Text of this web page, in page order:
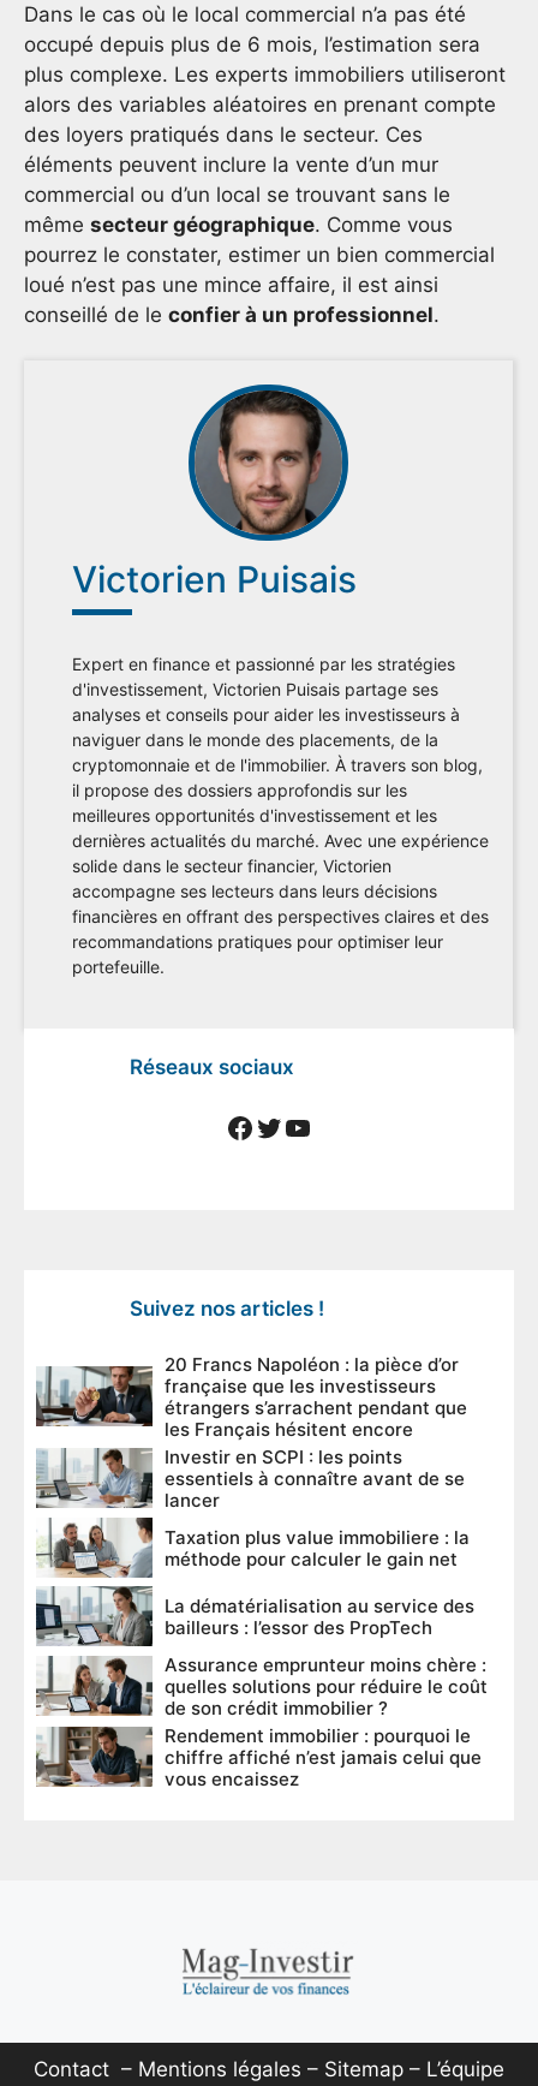
Dans le cas où le local commercial n’a pas été
occupé depuis plus de 6 mois, l’estimation sera
plus complexe. Les experts immobiliers utiliseront
alors des variables aléatoires en prenant compte
des loyers pratiqués dans le secteur. Ces
éléments peuvent inclure la vente d’un mur
commercial ou d’un local se trouvant sans le
même secteur géographique. Comme vous
pourrez le constater, estimer un bien commercial
loué n’est pas une mince affaire, il est ainsi
conseillé de le confier à un professionnel.
Victorien Puisais
Expert en finance et passionné par les stratégies
d'investissement, Victorien Puisais partage ses
analyses et conseils pour aider les investisseurs à
naviguer dans le monde des placements, de la
cryptomonnaie et de l'immobilier. À travers son blog,
il propose des dossiers approfondis sur les
meilleures opportunités d'investissement et les
dernières actualités du marché. Avec une expérience
solide dans le secteur financier, Victorien
accompagne ses lecteurs dans leurs décisions
financières en offrant des perspectives claires et des
recommandations pratiques pour optimiser leur
portefeuille.
Réseaux sociaux
Facebook
Twitter
YouTube
Suivez nos articles !
20 Francs Napoléon : la pièce d’or
française que les investisseurs
étrangers s’arrachent pendant que
les Français hésitent encore
Investir en SCPI : les points
essentiels à connaître avant de se
lancer
Taxation plus value immobiliere : la
méthode pour calculer le gain net
La dématérialisation au service des
bailleurs : l’essor des PropTech
Assurance emprunteur moins chère :
quelles solutions pour réduire le coût
de son crédit immobilier ?
Rendement immobilier : pourquoi le
chiffre affiché n’est jamais celui que
vous encaissez
Contact – Mentions légales – Sitemap – L’équipe